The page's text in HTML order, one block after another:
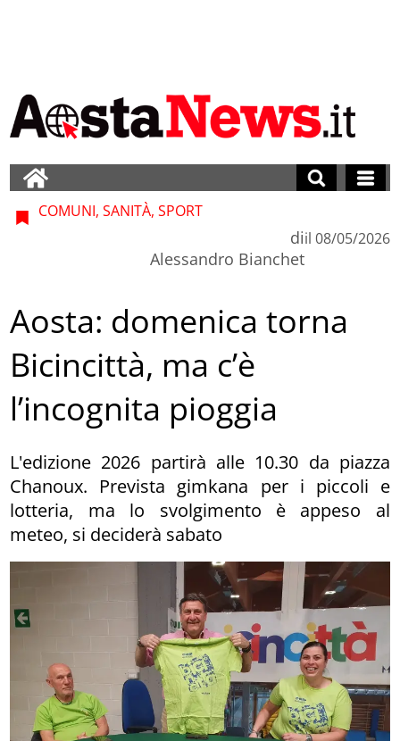
COMUNI, SANITÀ, SPORT
di
Alessandro Bianchet
il 08/05/2026
Aosta: domenica torna
Bicincittà, ma c’è
l’incognita pioggia
L'edizione 2026 partirà alle 10.30 da piazza
Chanoux. Prevista gimkana per i piccoli e
lotteria, ma lo svolgimento è appeso al
meteo, si deciderà sabato